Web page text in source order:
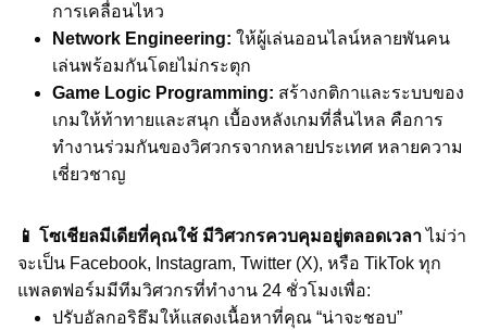
การเคลื่อนไหว
Network Engineering: ให้ผู้เล่นออนไลน์หลายพันคน
เล่นพร้อมกันโดยไม่กระตุก
Game Logic Programming: สร้างกติกาและระบบของ
เกมให้ท้าทายและสนุก เบื้องหลังเกมที่ลื่นไหล คือการ
ทำงานร่วมกันของวิศวกรจากหลายประเทศ หลายความ
เชี่ยวชาญ
📱 โซเชียลมีเดียที่คุณใช้ มีวิศวกรควบคุมอยู่ตลอดเวลาไม่ว่า
จะเป็น Facebook, Instagram, Twitter (X), หรือ TikTok ทุก
แพลตฟอร์มมีทีมวิศวกรที่ทำงาน 24 ชั่วโมงเพื่อ:
ปรับอัลกอริธึมให้แสดงเนื้อหาที่คุณ “น่าจะชอบ”